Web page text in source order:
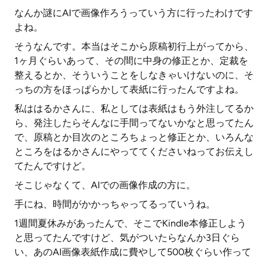
なんか謎にAIで画像作ろうっていう方に行ったわけです
よね。
そうなんです。本当はそこから原稿初行上がってから、
1ヶ月ぐらいあって、その間に中身の修正とか、定裁を
整えるとか、そういうことをしなきゃいけないのに、そ
っちの方をほっぱらかして表紙に行ったんですよね。
私ははるかさんに、私としては表紙はもう外注してるか
ら、発注したらそんなに手間ってないかなと思ってたん
で、原稿とか目次のところちょっと修正とか、いろんな
ところをはるかさんにやっててくださいねってお伝えし
てたんですけど。
そこじゃなくて、AIでの画像作成の方に。
手にね、時間がかかっちゃってるっていうね。
1週間夏休みがあったんで、そこでKindle本修正しよう
と思ってたんですけど、気がついたらなんか3日ぐら
い、あのAI画像表紙作成に費やして500枚ぐらい作って